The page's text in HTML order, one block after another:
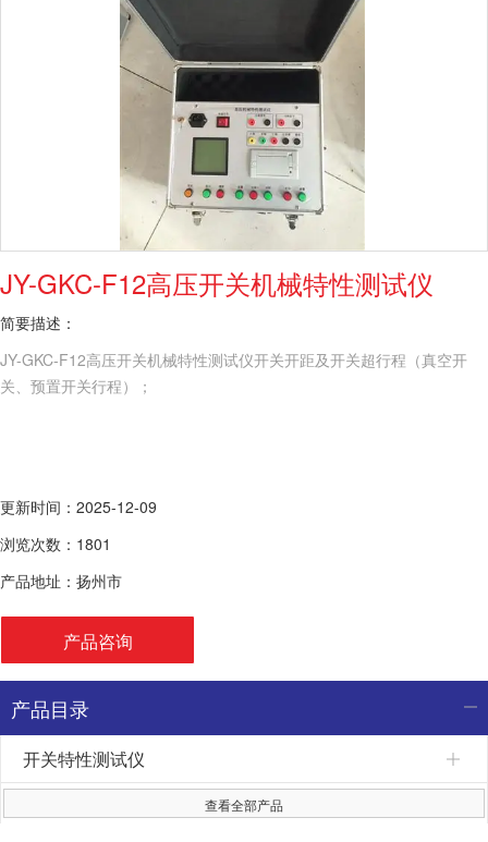
JY-GKC-F12高压开关机械特性测试仪
简要描述：
JY-GKC-F12高压开关机械特性测试仪开关开距及开关超行程（真空开
关、预置开关行程）；
更新时间：2025-12-09
浏览次数：1801
产品地址：扬州市
产品咨询
产品目录
开关特性测试仪
查看全部产品